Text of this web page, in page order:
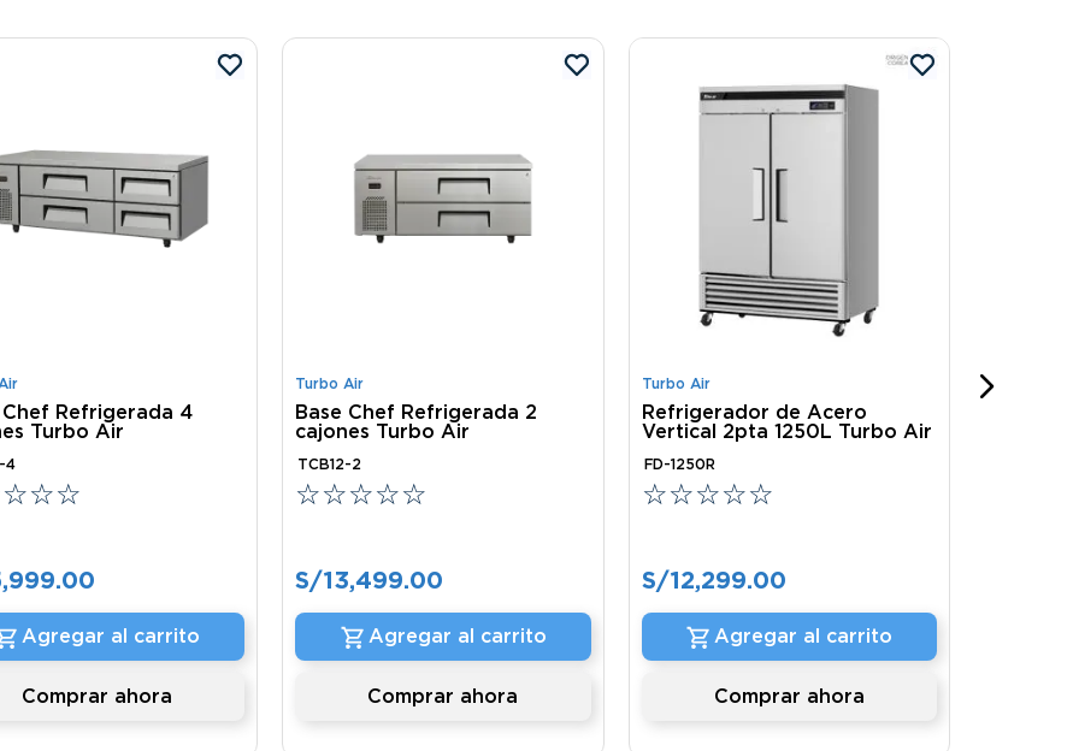
Chef Refrigerada 4
Turbo Air
4
☆☆☆
,999.00
Agregar al carrito
Comprar ahora
Turbo Air
Base Chef Refrigerada 2
cajones Turbo Air
TCB12-2
☆☆☆☆☆
S/13,499.00
Agregar al carrito
Comprar ahora
Turbo Air
Refrigerador de Acero
Vertical 2pta 1250L Turbo Air
FD-1250R
☆☆☆☆☆
S/12,299.00
Agregar al carrito
Comprar ahora